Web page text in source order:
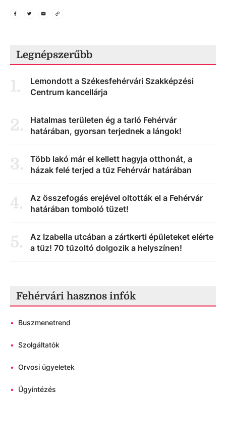
Legnépszerűbb
1.
Lemondott a Székesfehérvári Szakképzési
Centrum kancellárja
2.
Hatalmas területen ég a tarló Fehérvár
határában, gyorsan terjednek a lángok!
3.
Több lakó már el kellett hagyja otthonát, a
házak felé terjed a tűz Fehérvár határában
4.
Az összefogás erejével oltották el a Fehérvár
határában tomboló tüzet!
5.
Az Izabella utcában a zártkerti épületeket elérte
a tűz! 70 tűzoltó dolgozik a helyszínen!
Fehérvári hasznos infók
• Buszmenetrend
• Szolgáltatók
• Orvosi ügyeletek
• Ügyintézés